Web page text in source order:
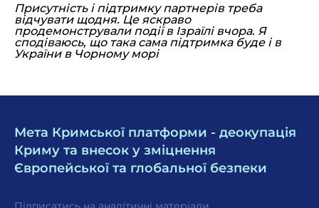
Присутність і підтримку партнерів треба
відчувати щодня. Це яскраво
продемонстрували події в Ізраїлі вчора. Я
сподіваюсь, що така сама підтримка буде і в
України в Чорному морі
Мета Кримської платформи - деокупація
Криму та внесок у зміцнення
Європейської та глобальної безпеки